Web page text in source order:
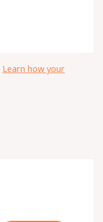
Learn how your